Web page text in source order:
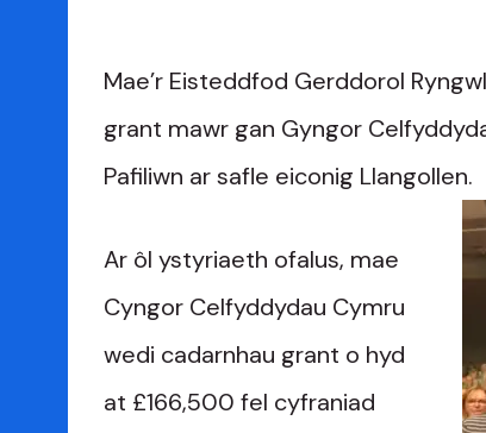
Mae’r Eisteddfod Gerddorol
grant mawr gan Gyngor
Pafiliwn ar safle eiconig Llangollen.
Ar ôl ystyriaeth ofalus, mae
Cyngor Celfyddydau Cymru
wedi cadarnhau grant o hyd
at £166,500 fel cyfraniad